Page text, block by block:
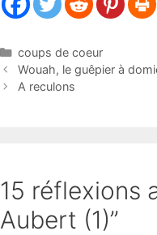
Catégories
coups de coeur
Wouah, le guêpier à
A reculons
15 réflexions
Aubert (1)”